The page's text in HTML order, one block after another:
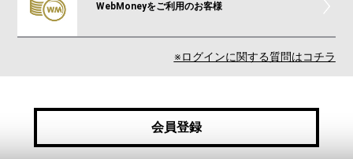
WebMoneyをご利用のお客様
※ログインに関する質問はコチラ
会員登録